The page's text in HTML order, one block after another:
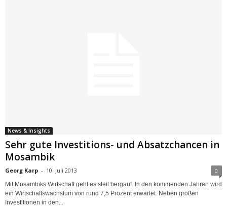
News & Insights
Sehr gute Investitions- und Absatzchancen in
Mosambik
Georg Karp - 10. Juli 2013 0
Mit Mosambiks Wirtschaft geht es steil bergauf. In den kommenden Jahren wird
ein Wirtschaftswachstum von rund 7,5 Prozent erwartet. Neben großen
Investitionen in den...